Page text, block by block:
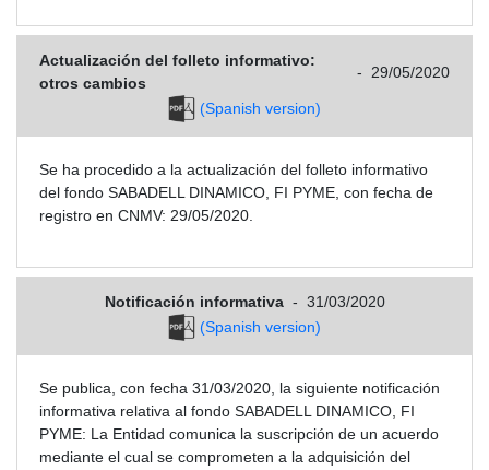
Actualización del folleto informativo:
otros cambios
- 29/05/2020
(Spanish version)
Se ha procedido a la actualización del folleto informativo
del fondo SABADELL DINAMICO, FI PYME, con fecha de
registro en CNMV: 29/05/2020.
Notificación informativa - 31/03/2020
(Spanish version)
Se publica, con fecha 31/03/2020, la siguiente notificación
informativa relativa al fondo SABADELL DINAMICO, FI
PYME: La Entidad comunica la suscripción de un acuerdo
mediante el cual se comprometen a la adquisición del